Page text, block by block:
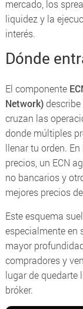
mercado, los
liquidez y la
interés.
Dónde
El componente
Network)describe
cruzan las
donde múltiples
llenar tu orden.
precios, un ECN
no bancarios y
mejores precios
Este esquema
especialmente en
mayor
compradores y
lugar de quedarte
bróker.